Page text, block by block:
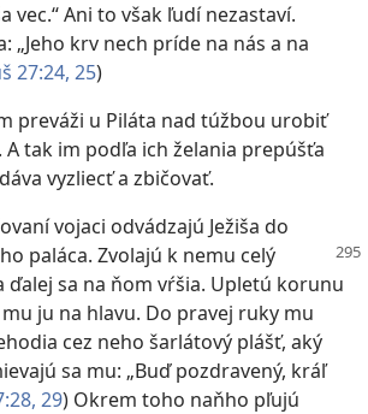
vec.“ Ani to však ľudí nezastaví.
„Jeho krv nech príde na nás a na
27:24, 25)
preváži u Piláta nad túžbou urobiť
A tak im podľa ich želania prepúšťa
vyzliecť a zbičovať.
vojaci odvádzajú Ježiša do
paláca. Zvolajú k nemu celý
ďalej sa na ňom vŕšia. Upletú korunu
ju na hlavu. Do pravej ruky mu
cez neho šarlátový plášť, aký
sa mu: „Buď pozdravený, kráľ
29) Okrem toho naňho pľujú